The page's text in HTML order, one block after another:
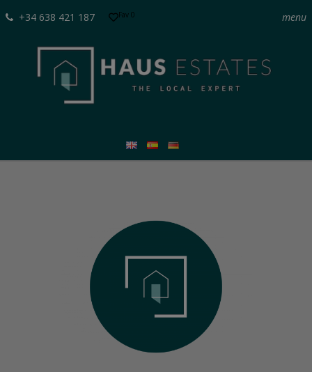
+34 638 421 187 Fav 0 menu